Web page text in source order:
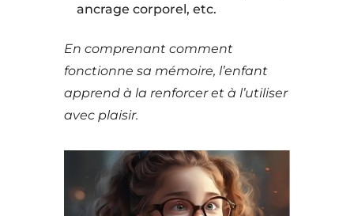
ancrage corporel, etc.
En comprenant comment
fonctionne sa mémoire, l’enfant
apprend à la renforcer et à l’utiliser
avec plaisir.